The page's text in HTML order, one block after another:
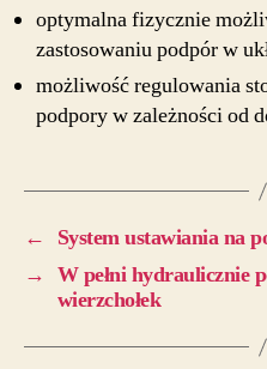
optymalna fizycznie
zastosowaniu podpór w
możliwość regulowania
podpory w zależności od
←
System ustawiania na
→
W pełni hydraulicznie
wierzchołek